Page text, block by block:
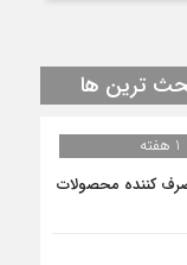
ترین ها
1 هفته
کننده محصولات